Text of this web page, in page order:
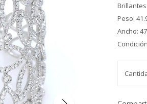
Peso:
Ancho: